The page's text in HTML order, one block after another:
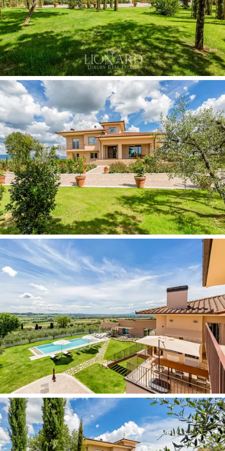
még kellemesebbé tegyük az itt-tartózkodást ebben a
villában, jelenleg három, egymástól független, 120 nm-
es, 75 nm-es és 65 nm-es egységet kínál.
Eza béke igazi oázisaa tipikustoszkán vidéken,
ideális kiindulópont Olaszország egyik legkedveltebb
régiójának felfedezéséhez.